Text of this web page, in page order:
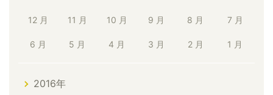
12 月 11 月 10 月 9 月 8 月 7 月
6 月 5 月 4 月 3 月 2 月 1 月
2016年